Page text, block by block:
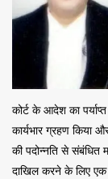
कोर्ट के आदेश का
कार्यभार ग्रहण किया
की पदोन्नति से संबंधित
दाखिल करने के लिए एक